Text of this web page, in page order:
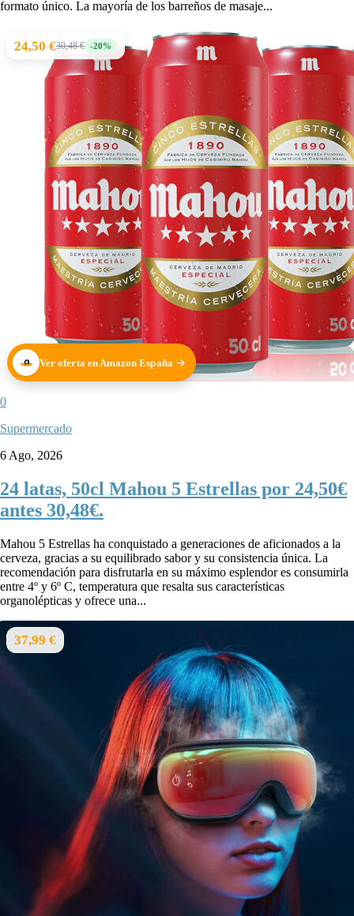
formato único. La mayoría de los barreños de masaje...
24,50 €30,48 € -20%
Ver oferta en Amazon España
0
Supermercado
6 Ago, 2026
24 latas, 50cl Mahou 5 Estrellas por 24,50€
antes 30,48€.
Mahou 5 Estrellas ha conquistado a generaciones de aficionados a la
cerveza, gracias a su equilibrado sabor y su consistencia única. La
recomendación para disfrutarla en su máximo esplendor es consumirla
entre 4º y 6º C, temperatura que resalta sus características
organolépticas y ofrece una...
37,99 €